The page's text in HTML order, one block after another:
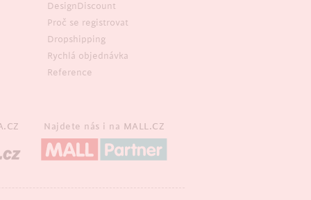
DesignDiscount
Proč se registrovat
Dropshipping
Rychlá objednávka
Reference
Najdete nás i na MALL.CZ